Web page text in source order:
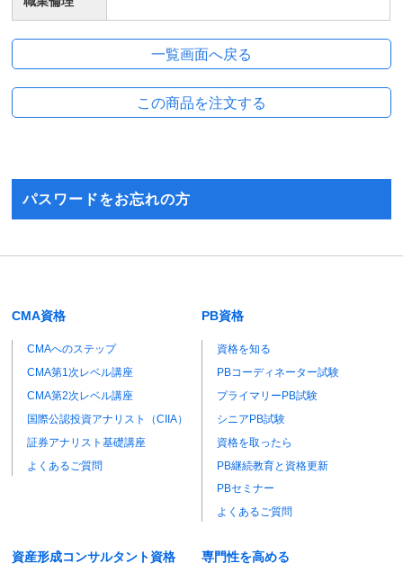
パスワードをお忘れの方
CMA資格
CMAへのステップ
CMA第1次レベル講座
CMA第2次レベル講座
国際公認投資アナリスト（CIIA）
証券アナリスト基礎講座
よくあるご質問
PB資格
資格を知る
PBコーディネーター試験
プライマリーPB試験
シニアPB試験
資格を取ったら
PB継続教育と資格更新
PBセミナー
よくあるご質問
資産形成コンサルタント資格 専門性を高める